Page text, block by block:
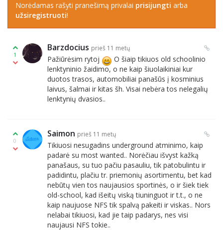
Norėdamas rašyti pranešimą privalai prisijungti arba
užsiregistruoti!
1
Barzdocius prieš 11 metų
Pažiūrėsim rytoj
O šiaip tikiuos old schoolinio
lenktyninio žaidimo, o ne kaip šiuolaikiniai kur
duotos trasos, automobiliai panašūs į kosminius
laivus, šalmai ir kitas šh. Visai nebėra tos nelegalių
lenktynių dvasios..
0
Saimon prieš 11 metų
Tikiuosi nesugadins underground atminimo, kaip
padarė su most wanted.. Norėčiau išvyst kažką
panašaus, su tuo pačiu pasauliu, tik patobulintu ir
padidintu, plačiu tr. priemonių asortimentu, bet kad
nebūtų vien tos naujausios sportinės, o ir šiek tiek
old-school, kad išeitų viską tiuninguot ir t.t., o ne
kaip naujuose NFS tik spalvą pakeiti ir viskas.. Nors
nelabai tikiuosi, kad jie taip padarys, nes visi
naujausi NFS tokie..